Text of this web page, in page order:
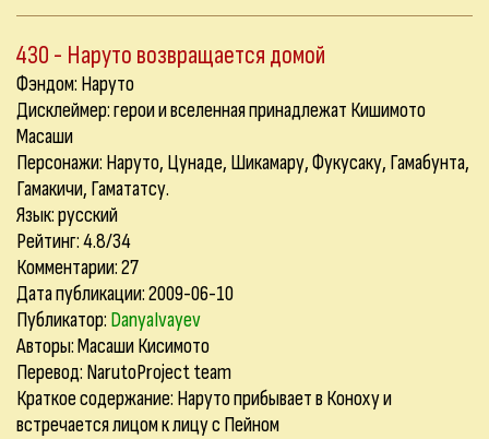
430 - Наруто возвращается домой
Фэндом: Наруто
Дисклеймер: герои и вселенная принадлежат Кишимото
Масаши
Персонажи: Наруто, Цунаде, Шикамару, Фукусаку, Гамабунта,
Гамакичи, Гамататсу.
Язык: русский
Рейтинг: 4.8/34
Комментарии:27
Дата публикации: 2009-06-10
Публикатор: DanyaIvayev
Авторы: Масаши Кисимото
Перевод: NarutoProject team
Краткое содержание: Наруто прибывает в Коноху и
встречается лицом к лицу с Пейном